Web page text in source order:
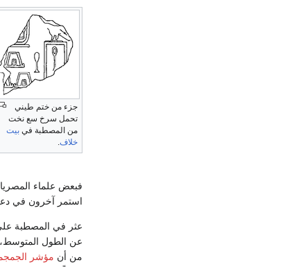
جزء من ختم طيني
تحمل سرخ سع نخت
من المصطبة في بيت
خلاف.
فبعض علماء
استمر آخرون في
عثر في المصطبة على
من أن مؤشر